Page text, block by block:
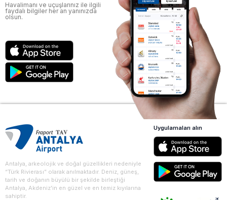
Havalimanı ve uçuşlarınız ile ilgili
faydalı bilgiler her an yanınızda
olsun.
Antalya, arkeolojik ve doğal güzellikleri nedeniyle
“Türk Rivierası” olarak anılmaktadır. Deniz, güneş,
tarih ve doğanın büyülü bir şekilde birleştiği
Antalya, Akdeniz'in en güzel ve en temiz kıyılarına
sahiptir.
Uygulamaları alın